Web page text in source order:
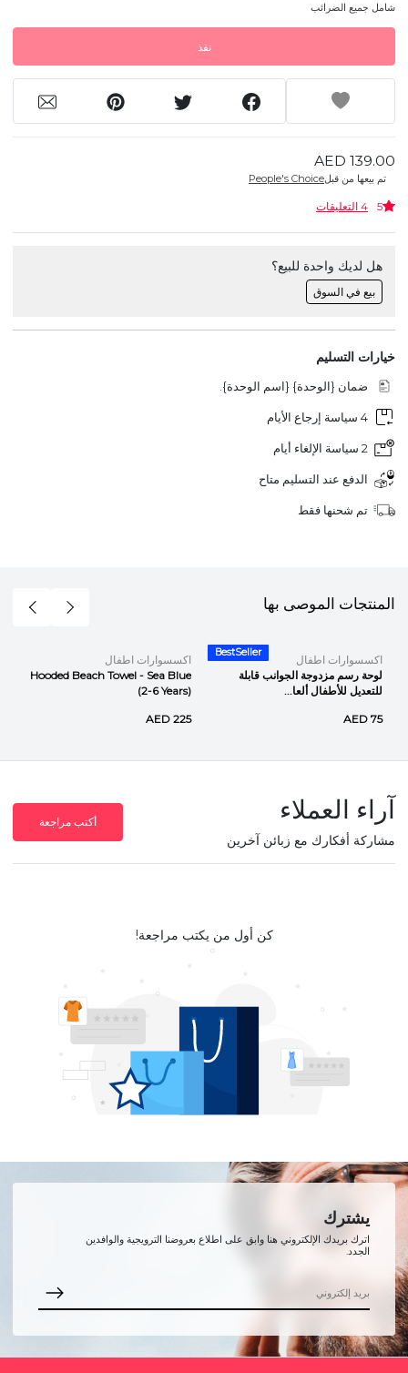
شامل جميع الضرائب
نفذ
AED 139.00
تم بيعها من قبلPeople's Choice
5 4 التعليقات
هل لديك واحدة للبيع؟
بيع في السوق
خيارات التسليم
ضمان {الوحدة} {اسم الوحدة}.
4 سياسة إرجاع الأيام
2 سياسة الإلغاء أيام
الدفع عند التسليم متاح
تم شحنها فقط
المنتجات الموصى بها
BestSeller
اكسسوارات اطفال
لوحة رسم مزدوجة الجوانب قابلة
للتعديل للأطفال ألعا...
AED 75
اكسسوارات اطفال
Hooded Beach Towel - Sea Blue
(2-6 Years)
AED 225
آراء العملاء
مشاركة أفكارك مع زبائن آخرين
أكتب مراجعة
كن أول من يكتب مراجعة!
يشترك
اترك بريدك الإلكتروني هنا وابق على اطلاع بعروضنا الترويجية والوافدين
الجدد.